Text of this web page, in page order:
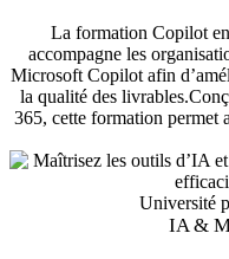
La formation Copilot
accompagne les
Microsoft Copilot afin
la qualité des
365, cette formation permet
Université
IA &